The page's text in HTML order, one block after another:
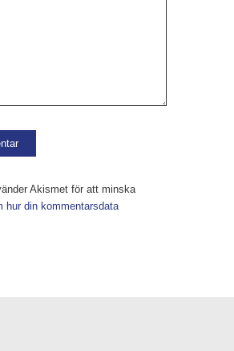
Akismet för att minska
hur din kommentarsdata